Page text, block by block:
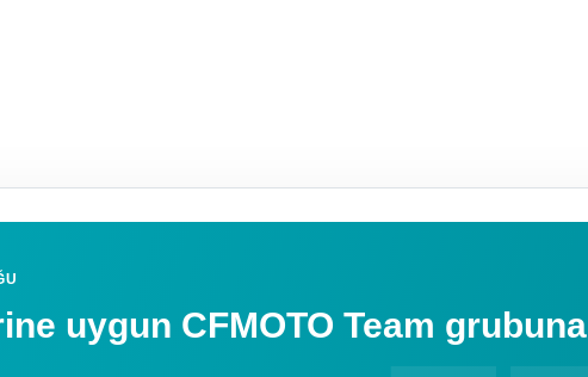
uygun CFMOTO Team grubuna